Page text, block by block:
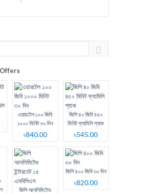
এয়ারটেল ১০০ জিবি
১০০০ মিনিট ৩০ দিন
৳840.00
জিপি ৪০ জিবি ৪৫০
মিনিট ফ্যামিলি প্যাক
৳545.00
জিপি আনলিমিটেড
জিপি ৪০০ জিবি ৩০ দিন
৳820.00